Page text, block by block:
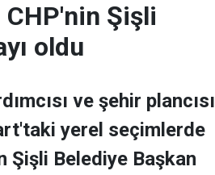
CHP'nin Şişli
oldu
ve şehir plancısı
yerel seçimlerde
Şişli Belediye Başkan